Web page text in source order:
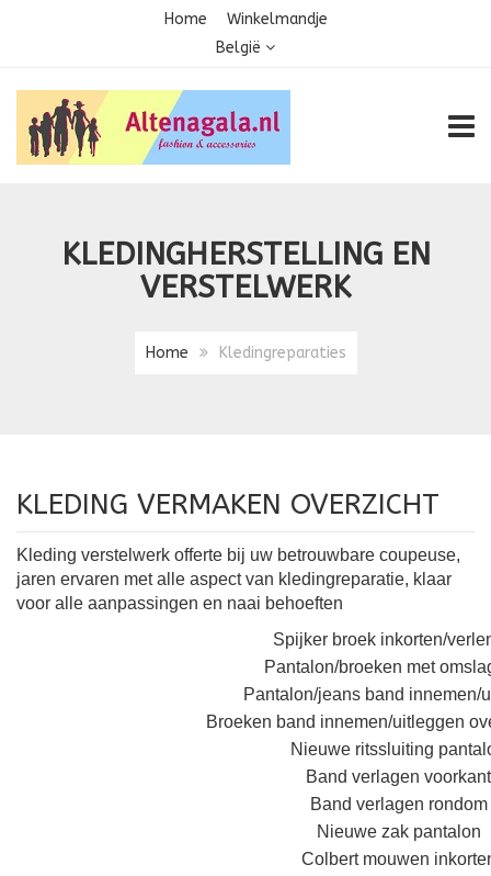
Home
Winkelmandje
België
KLEDINGHERSTELLING EN
VERSTELWERK
Home Kledingreparaties
KLEDING VERMAKEN OVERZICHT
Kleding verstelwerk offerte bij uw betrouwbare coupeuse,
jaren ervaren met alle aspect van kledingreparatie, klaar
voor alle aanpassingen en naai behoeften
Spijker broek inkorten/
Pantalon/broeken met
Pantalon/jeans band innemen/
Broeken band innemen/uitleggen
Nieuwe ritssluiting
Band verlagen voorkant
Band verlagen rondom
Nieuwe zak pantalon
Colbert mouwen